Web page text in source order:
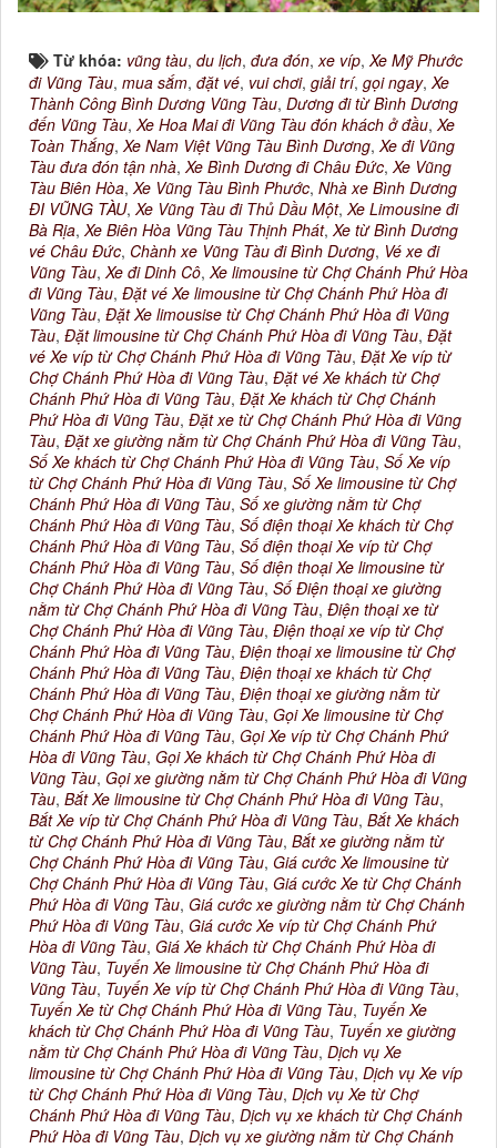
Từ khóa: vũng tàu, du lịch, đưa đón, xe víp, Xe Mỹ Phước
đi Vũng Tàu, mua sắm, đặt vé, vui chơi, giải trí, gọi ngay, Xe
Thành Công Bình Dương Vũng Tàu, Dương đi từ Bình Dương
đến Vũng Tàu, Xe Hoa Mai đi Vũng Tàu đón khách ở đầu, Xe
Toàn Thắng, Xe Nam Việt Vũng Tàu Bình Dương, Xe đi Vũng
Tàu đưa đón tận nhà, Xe Bình Dương đi Châu Đức, Xe Vũng
Tàu Biên Hòa, Xe Vũng Tàu Bình Phước, Nhà xe Bình Dương
ĐI VŨNG TÀU, Xe Vũng Tàu đi Thủ Dầu Một, Xe Limousine đi
Bà Rịa, Xe Biên Hòa Vũng Tàu Thịnh Phát, Xe từ Bình Dương
vé Châu Đức, Chành xe Vũng Tàu đi Bình Dương, Vé xe đi
Vũng Tàu, Xe đi Dinh Cô, Xe limousine từ Chợ Chánh Phứ Hòa
đi Vũng Tàu, Đặt vé Xe limousine từ Chợ Chánh Phứ Hòa đi
Vũng Tàu, Đặt Xe limousise từ Chợ Chánh Phứ Hòa đi Vũng
Tàu, Đặt limousine từ Chợ Chánh Phứ Hòa đi Vũng Tàu, Đặt
vé Xe víp từ Chợ Chánh Phứ Hòa đi Vũng Tàu, Đặt Xe víp từ
Chợ Chánh Phứ Hòa đi Vũng Tàu, Đặt vé Xe khách từ Chợ
Chánh Phứ Hòa đi Vũng Tàu, Đặt Xe khách từ Chợ Chánh
Phứ Hòa đi Vũng Tàu, Đặt xe từ Chợ Chánh Phứ Hòa đi Vũng
Tàu, Đặt xe giường nằm từ Chợ Chánh Phứ Hòa đi Vũng Tàu,
Số Xe khách từ Chợ Chánh Phứ Hòa đi Vũng Tàu, Số Xe víp
từ Chợ Chánh Phứ Hòa đi Vũng Tàu, Số Xe limousine từ Chợ
Chánh Phứ Hòa đi Vũng Tàu, Số xe giường nằm từ Chợ
Chánh Phứ Hòa đi Vũng Tàu, Số điện thoại Xe khách từ Chợ
Chánh Phứ Hòa đi Vũng Tàu, Số điện thoại Xe víp từ Chợ
Chánh Phứ Hòa đi Vũng Tàu, Số điện thoại Xe limousine từ
Chợ Chánh Phứ Hòa đi Vũng Tàu, Số Điện thoại xe giường
nằm từ Chợ Chánh Phứ Hòa đi Vũng Tàu, Điện thoại xe từ
Chợ Chánh Phứ Hòa đi Vũng Tàu, Điện thoại xe víp từ Chợ
Chánh Phứ Hòa đi Vũng Tàu, Điện thoại xe limousine từ Chợ
Chánh Phứ Hòa đi Vũng Tàu, Điện thoại xe khách từ Chợ
Chánh Phứ Hòa đi Vũng Tàu, Điện thoại xe giường nằm từ
Chợ Chánh Phứ Hòa đi Vũng Tàu, Gọi Xe limousine từ Chợ
Chánh Phứ Hòa đi Vũng Tàu, Gọi Xe víp từ Chợ Chánh Phứ
Hòa đi Vũng Tàu, Gọi Xe khách từ Chợ Chánh Phứ Hòa đi
Vũng Tàu, Gọi xe giường nằm từ Chợ Chánh Phứ Hòa đi Vũng
Tàu, Bắt Xe limousine từ Chợ Chánh Phứ Hòa đi Vũng Tàu,
Bắt Xe víp từ Chợ Chánh Phứ Hòa đi Vũng Tàu, Bắt Xe khách
từ Chợ Chánh Phứ Hòa đi Vũng Tàu, Bắt xe giường nằm từ
Chợ Chánh Phứ Hòa đi Vũng Tàu, Giá cước Xe limousine từ
Chợ Chánh Phứ Hòa đi Vũng Tàu, Giá cước Xe từ Chợ Chánh
Phứ Hòa đi Vũng Tàu, Giá cước xe giường nằm từ Chợ Chánh
Phứ Hòa đi Vũng Tàu, Giá cước Xe víp từ Chợ Chánh Phứ
Hòa đi Vũng Tàu, Giá Xe khách từ Chợ Chánh Phứ Hòa đi
Vũng Tàu, Tuyến Xe limousine từ Chợ Chánh Phứ Hòa đi
Vũng Tàu, Tuyến Xe víp từ Chợ Chánh Phứ Hòa đi Vũng Tàu,
Tuyến Xe từ Chợ Chánh Phứ Hòa đi Vũng Tàu, Tuyến Xe
khách từ Chợ Chánh Phứ Hòa đi Vũng Tàu, Tuyến xe giường
nằm từ Chợ Chánh Phứ Hòa đi Vũng Tàu, Dịch vụ Xe
limousine từ Chợ Chánh Phứ Hòa đi Vũng Tàu, Dịch vụ Xe víp
từ Chợ Chánh Phứ Hòa đi Vũng Tàu, Dịch vụ Xe từ Chợ
Chánh Phứ Hòa đi Vũng Tàu, Dịch vụ xe khách từ Chợ Chánh
Phứ Hòa đi Vũng Tàu, Dịch vụ xe giường nằm từ Chợ Chánh